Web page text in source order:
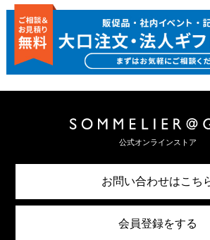
公式オンラインストア
お問い合わせはこち
会員登録をする